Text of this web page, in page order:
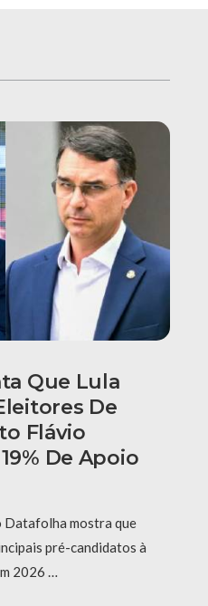
Que Lula
De
Flávio
De Apoio
Datafolha mostra que
pré-candidatos à
2026 …